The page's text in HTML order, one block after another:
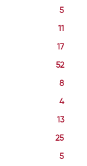
5
17
52
8
4
13
25
5